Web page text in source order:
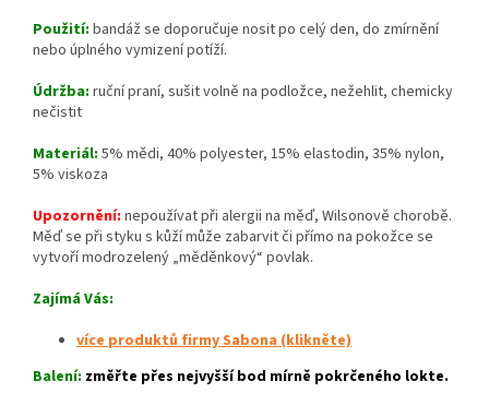
Použití: bandáž se doporučuje nosit po celý den, do zmírnění
nebo úplného vymizení potíží.
Údržba: ruční praní, sušit volně na podložce, nežehlit, chemicky
nečistit
Materiál: 5% mědi, 40% polyester, 15% elastodin, 35% nylon,
5% viskoza
Upozornění: nepoužívat při alergii na měď, Wilsonově chorobě.
Měď se při styku s kůží může zabarvit či přímo na pokožce se
vytvoří modrozelený „měděnkový“ povlak.
Zajímá Vás:
více produktů firmy Sabona (klikněte)
Balení: změřte přes nejvyšší bod mírně pokrčeného lokte.